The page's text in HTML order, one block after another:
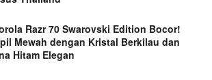
Razr 70 Swarovski Edition Bocor!
Mewah dengan Kristal Berkilau dan
Hitam Elegan